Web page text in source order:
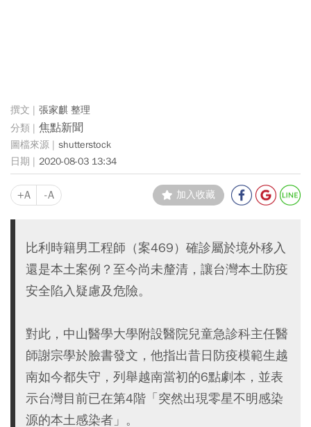
張家麒 整理
焦點新聞
shutterstock
2020-08-03 13:34
+A -A 加入收藏
比利時籍男工程師（案469）確診屬於境外移入
還是本土案例？至今尚未釐清，讓台灣本土防疫
安全陷入疑慮及危險。
對此，中山醫學大學附設醫院兒童急診科主任醫
師謝宗學於臉書發文，他指出昔日防疫模範生越
南如今都失守，列舉越南當初的6點劇本，並表
示台灣目前已在第4階「突然出現零星不明感染
源的本土感染者」。